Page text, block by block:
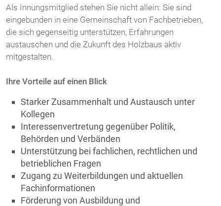
Als Innungsmitglied stehen Sie nicht allein: Sie sind
eingebunden in eine Gemeinschaft von Fachbetrieben,
die sich gegenseitig unterstützen, Erfahrungen
austauschen und die Zukunft des Holzbaus aktiv
mitgestalten.
Ihre Vorteile auf einen Blick
Starker Zusammenhalt und Austausch unter
Kollegen
Interessenvertretung gegenüber Politik,
Behörden und Verbänden
Unterstützung bei fachlichen, rechtlichen und
betrieblichen Fragen
Zugang zu Weiterbildungen und aktuellen
Fachinformationen
Förderung von Ausbildung und